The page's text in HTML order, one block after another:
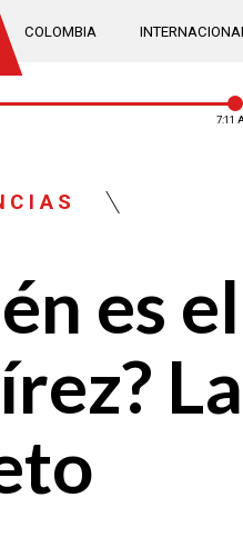
COLOMBIA INTERNACIONAL
7:11
es